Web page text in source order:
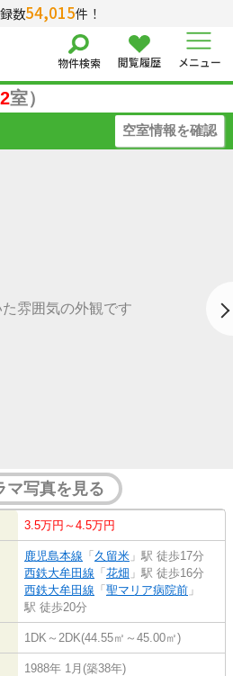
数54,015件！
物件検索 閲覧履歴 メニュー
2室）
空室情報を確認
マ写真を見る
3.5万円～4.5万円
鹿児島本線 「 久留米 」駅 徒歩17分
西鉄大牟田線 「 花畑 」駅 徒歩16分
西鉄大牟田線 「 聖マリア病院前 」
駅 徒歩20分
1DK～2DK(44.55㎡～45.00㎡)
1988年 1月(築38年)